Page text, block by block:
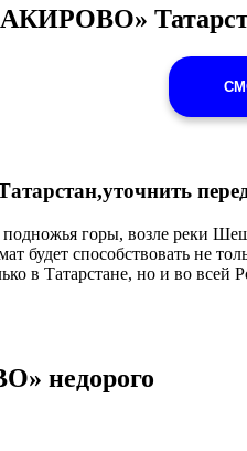
подножья горы, возле реки
будет способствовать не
в Татарстане, но и во
недорого